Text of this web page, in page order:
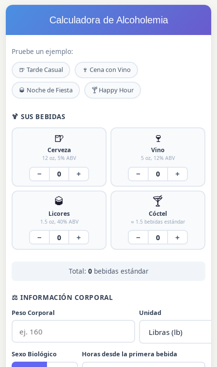
Calculadora de Alcoholemia
Pruebe un ejemplo:
🍺 Tarde Casual 🍷 Cena con Vino
🥃 Noche de Fiesta 🍸 Happy Hour
🍹 SUS BEBIDAS
🍺
Cerveza
12 oz, 5% ABV
− +
🍷
Vino
5 oz, 12% ABV
− +
🥃
Licores
1.5 oz, 40% ABV
− +
🍸
Cóctel
≈ 1.5 bebidas estándar
− +
Total: 0bebidas estándar
⚖ INFORMACIÓN CORPORAL
Peso Corporal Unidad
Sexo Biológico Horas desde la primera bebida